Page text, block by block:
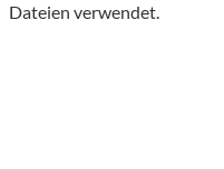
Dateien verwendet.